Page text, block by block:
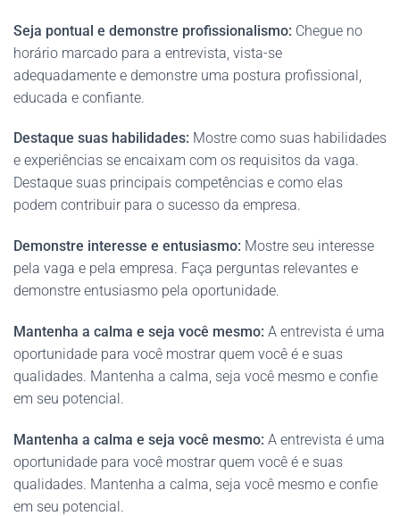
Seja pontual e demonstre profissionalismo: Chegue no
horário marcado para a entrevista, vista-se
adequadamente e demonstre uma postura profissional,
educada e confiante.
Destaque suas habilidades: Mostre como suas habilidades
e experiências se encaixam com os requisitos da vaga.
Destaque suas principais competências e como elas
podem contribuir para o sucesso da empresa.
Demonstre interesse e entusiasmo: Mostre seu interesse
pela vaga e pela empresa. Faça perguntas relevantes e
demonstre entusiasmo pela oportunidade.
Mantenha a calma e seja você mesmo: A entrevista é uma
oportunidade para você mostrar quem você é e suas
qualidades. Mantenha a calma, seja você mesmo e confie
em seu potencial.
Mantenha a calma e seja você mesmo: A entrevista é uma
oportunidade para você mostrar quem você é e suas
qualidades. Mantenha a calma, seja você mesmo e confie
em seu potencial.